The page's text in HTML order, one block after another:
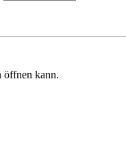
öffnen kann.